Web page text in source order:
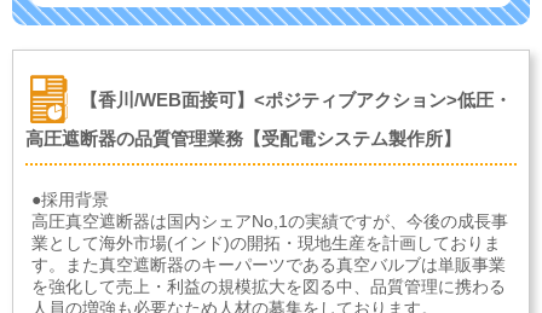
【香川/WEB面接可】<ポジティブアクション>低圧・
高圧遮断器の品質管理業務【受配電システム製作所】
●採用背景
高圧真空遮断器は国内シェアNo,1の実績ですが、今後の成長事
業として海外市場(インド)の開拓・現地生産を計画しておりま
す。また真空遮断器のキーパーツである真空バルブは単販事業
を強化して売上・利益の規模拡大を図る中、品質管理に携わる
人員の増強も必要なため人材の募集をしております。